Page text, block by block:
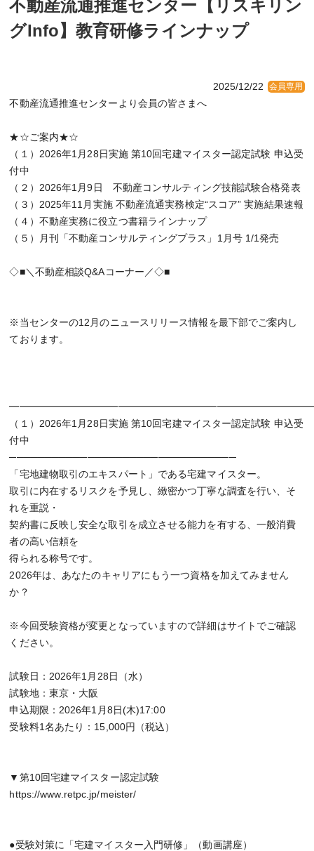
不動産流通推進センター【リスキリン
グInfo】教育研修ラインナップ
2025/12/22 会員専用
不動産流通推進センターより会員の皆さまへ
★☆ご案内★☆
（１）2026年1月28日実施 第10回宅建マイスター認定試験 申込受
付中
（２）2026年1月9日 不動産コンサルティング技能試験合格発表
（３）2025年11月実施 不動産流通実務検定“スコア” 実施結果速報
（４）不動産実務に役立つ書籍ラインナップ
（５）月刊「不動産コンサルティングプラス」1月号 1/1発売
◇■＼不動産相談Q&Aコーナー／◇■
※当センターの12月のニュースリリース情報を最下部でご案内し
ております。
（１）2026年1月28日実施 第10回宅建マイスター認定試験 申込受
付中
────────────────────────────────
「宅地建物取引のエキスパート」である宅建マイスター。
取引に内在するリスクを予見し、緻密かつ丁寧な調査を行い、そ
れを重説・
契約書に反映し安全な取引を成立させる能力を有する、一般消費
者の高い信頼を
得られる称号です。
2026年は、あなたのキャリアにもう一つ資格を加えてみません
か？
※今回受験資格が変更となっていますので詳細はサイトでご確認
ください。
試験日：2026年1月28日（水）
試験地：東京・大阪
申込期限：2026年1月8日(木)17:00
受験料1名あたり：15,000円（税込）
▼第10回宅建マイスター認定試験
https://www.retpc.jp/meister/
●受験対策に「宅建マイスター入門研修」（動画講座）